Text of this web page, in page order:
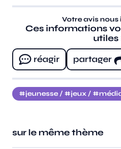
Votre avis nous
Ces informations
utiles
réagir
partager
jeunesse / jeux /
sur le même thème